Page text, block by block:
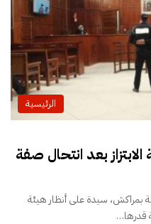
الرئيسية
بعد انتحال صفة
بمراكش، سيدة على أنظار هيئة
قدرها…